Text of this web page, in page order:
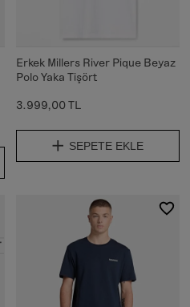
Erkek Millers River Pique Beyaz
Polo Yaka Tişört
3.999,00 TL
SEPETE EKLE